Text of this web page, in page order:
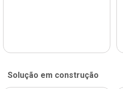
Solução em construção